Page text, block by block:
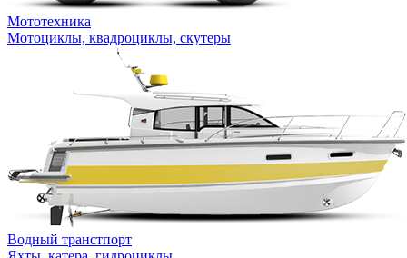
Мототехника
Мотоциклы, квадроциклы, скутеры
Водный транстпорт